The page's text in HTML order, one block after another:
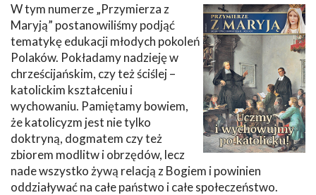
W tym numerze „Przymierza z
Maryją” postanowiliśmy podjąć
tematykę edukacji młodych pokoleń
Polaków. Pokładamy nadzieję w
chrześcijańskim, czy też ściślej –
katolickim kształceniu i
wychowaniu. Pamiętamy bowiem,
że katolicyzm jest nie tylko
doktryną, dogmatem czy też
zbiorem modlitw i obrzędów, lecz
nade wszystko żywą relacją z Bogiem i powinien
oddziaływać na całe państwo i całe społeczeństwo.